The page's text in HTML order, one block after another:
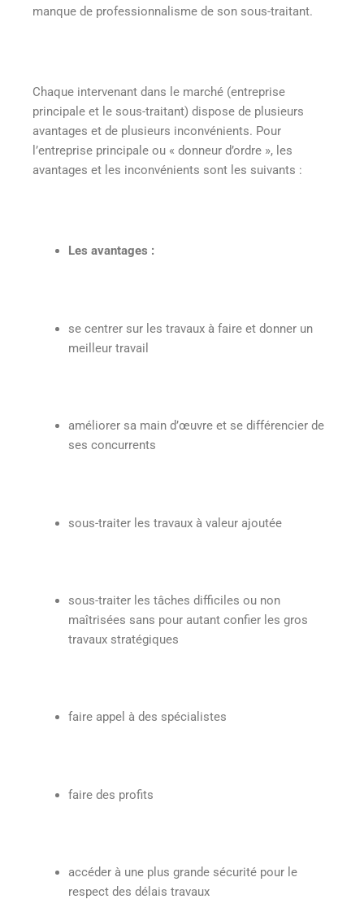
manque de professionnalisme de son sous-traitant.
Chaque intervenant dans le marché (entreprise
principale et le sous-traitant) dispose de plusieurs
avantages et de plusieurs inconvénients. Pour
l’entreprise principale ou « donneur d’ordre », les
avantages et les inconvénients sont les suivants :
Les avantages :
se centrer sur les travaux à faire et donner un
meilleur travail
améliorer sa main d’œuvre et se différencier de
ses concurrents
sous-traiter les travaux à valeur ajoutée
sous-traiter les tâches difficiles ou non
maîtrisées sans pour autant confier les gros
travaux stratégiques
faire appel à des spécialistes
faire des profits
accéder à une plus grande sécurité pour le
respect des délais travaux